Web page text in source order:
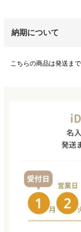
納期について
こちらの商品は発送ま